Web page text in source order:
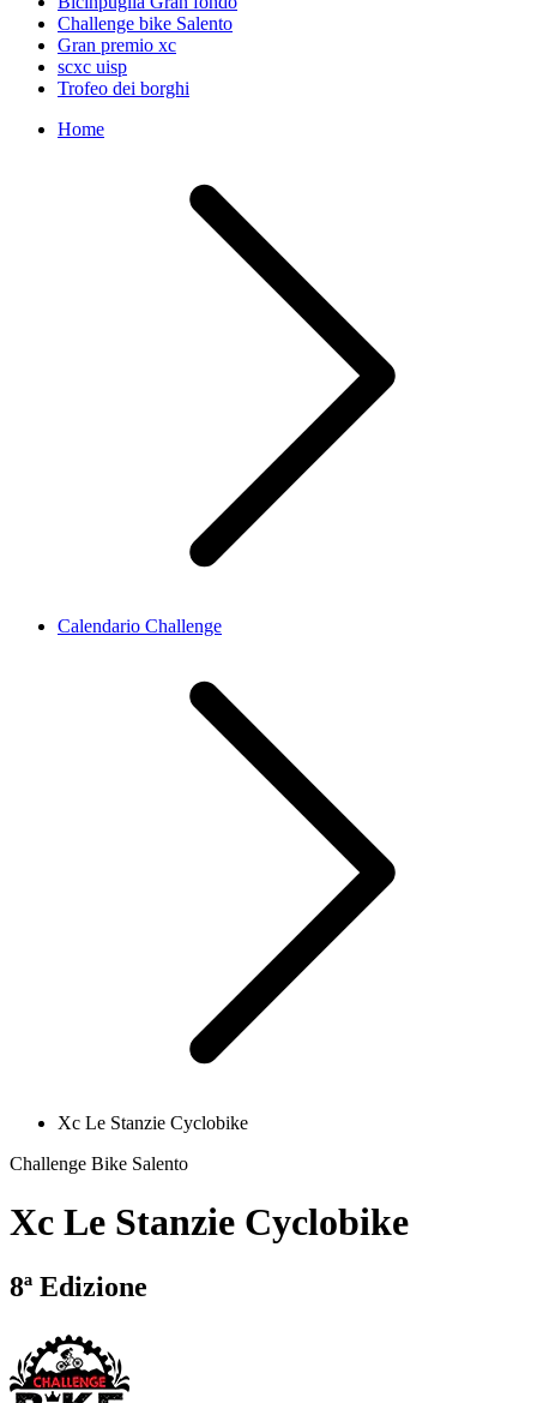
Challenge bike Salento
Gran premio xc
scxc uisp
Trofeo dei borghi
Home
Calendario Challenge
Xc Le Stanzie Cyclobike
Challenge Bike Salento
Xc Le Stanzie Cyclobike
8ª Edizione